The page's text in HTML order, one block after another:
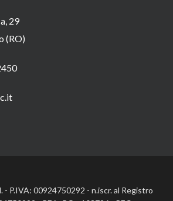
29
(RO)
- P.IVA: 00924750292 - n.iscr. al Registro